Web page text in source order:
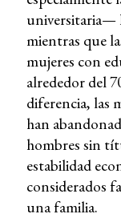
universitaria—
mientras que
mujeres con
alrededor del
diferencia, las
han
hombres sin
estabilidad
considerados
una familia.